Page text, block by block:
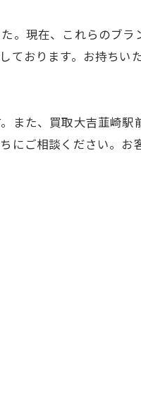
。現在、これらのブラ
ております。お持ちい
また、買取大吉韮崎駅
にご相談ください。お